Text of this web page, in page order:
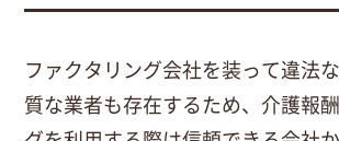
ファクタリング会社を装って違法
質な業者も存在するため、介護報